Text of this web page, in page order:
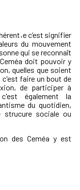
·e c’est signifier
du mouvement
qui se reconnaît
doit pouvoir y
quelles que soient
c'est faire un bout de
de participer à
également la
du quotidien,
strucure sociale ou
des Ceméa y est